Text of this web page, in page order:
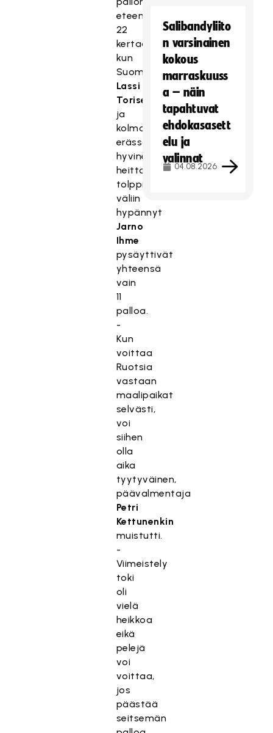
eteen
22
kertaa
kun
Suomen
Lassi
Toriseva
ja
kolmannessa
erässä
hyvine
heittokäsineen
tolppien
väliin
hypännyt
Jarno
Ihme
pysäyttivät
yhteensä
vain
11
palloa.
-
Kun
voittaa
Ruotsia
vastaan
maalipaikat
selvästi,
voi
siihen
olla
aika
tyytyväinen,
päävalmentaja
Petri
Kettunenkin
muistutti.
-
Viimeistely
toki
oli
vielä
heikkoa
eikä
pelejä
voi
voittaa,
jos
päästää
seitsemän
Salibandyliito
n varsinainen
kokous
marraskuuss
a – näin
tapahtuvat
ehdokasasett
elu ja
valinnat
04.08.2026